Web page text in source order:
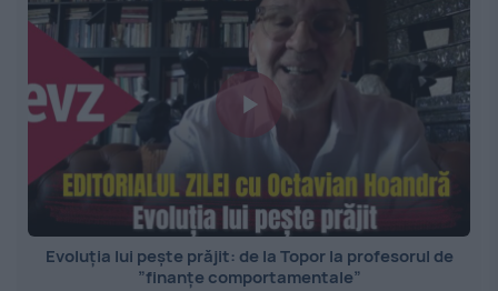
Evoluția lui pește prăjit: de la Topor la profesorul de
”finanțe comportamentale”